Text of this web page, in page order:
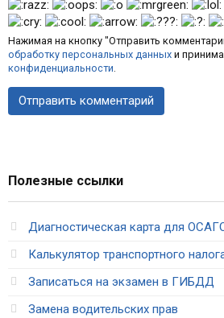
Нажимая на кнопку "Отправить
обработку персональных данных и
конфиденциальности.
Полезные ссылки
Диагностическая карта для
Калькулятор транспортного
Записаться на экзамен в ГИБДД
Замена водительских прав